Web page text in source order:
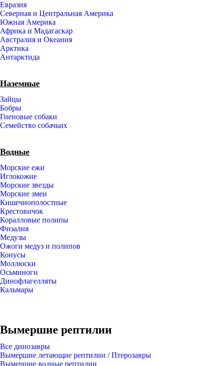
Евразия
Северная и Центральная Америка
Южная Америка
Африка и Мадагаскар
Австралия и Океания
Арктика
Антарктида
Наземные
Зайцы
Бобры
Гиеновые собаки
Семейство собачьих
Водные
Морские ежи
Иглокожие
Морские звезды
Морские змеи
Кишечнополостные
Крестовичок
Коралловые полипы
Физалия
Медузы
Ожоги медуз и полипов
Конусы
Моллюски
Осьминоги
Динофлагелляты
Кальмары
Вымершие рептилии
Все динозавры
Вымершие летающие рептилии / Птерозавры
Вымершие водные рептилии